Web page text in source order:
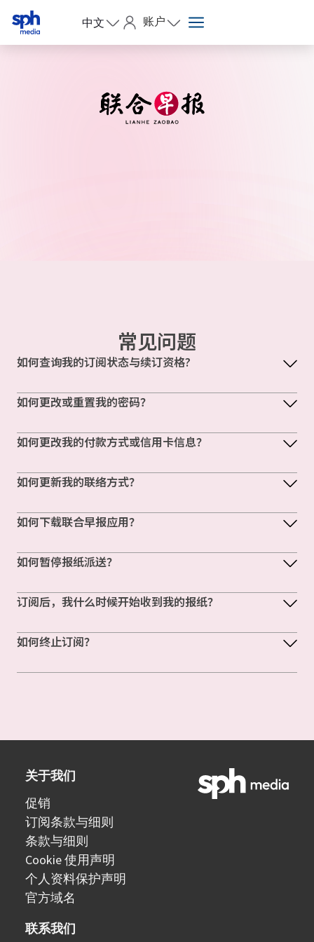
中文 账户
常见问题
如何查询我的订阅状态与续订资格?
如何更改或重置我的密码？
如何更改我的付款方式或信用卡信息？
如何更新我的联络方式？
如何下载联合早报应用？
如何暂停报纸派送？
订阅后，我什么时候开始收到我的报纸？
如何终止订阅？
关于我们
促销
订阅条款与细则
条款与细则
Cookie 使用声明
个人资料保护声明
官方域名
联系我们